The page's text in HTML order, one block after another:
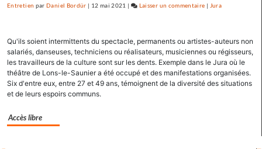
Entretien parDaniel Bordür | 12 mai 2021 | Laisser un commentaire on
le
titre
«
Factuel
| Jura
Qu'ils soient intermittents du spectacle, permanents ou artistes-auteurs non
salariés, danseuses, techniciens ou réalisateurs, musiciennes ou régisseurs,
les travailleurs de la culture sont sur les dents. Exemple dans le Jura où le
théâtre de Lons-le-Saunier a été occupé et des manifestations organisées.
Six d'entre eux, entre 27 et 49 ans, témoignent de la diversité des situations
et de leurs espoirs communs.
Accès libre